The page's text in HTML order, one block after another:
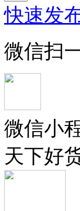
快速发
微信扫
微信小
天下好